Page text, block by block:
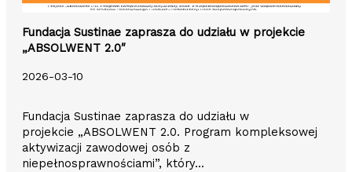
Fundacja Sustinae zaprasza do udziału w projekcie
„ABSOLWENT 2.0″
2026-03-10
Fundacja Sustinae zaprasza do udziału w
projekcie „ABSOLWENT 2.0. Program kompleksowej
aktywizacji zawodowej osób z
niepełnosprawnościami”, który...